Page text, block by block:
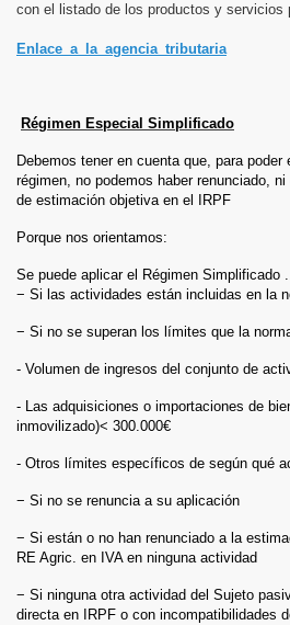
con el listado de los productos y servicios
Enlace_a_la_agencia_tributaria
Régimen Especial Simplificado
Debemos tener en cuenta que, para poder
régimen, no podemos haber renunciado,
de estimación objetiva en el IRPF
Porque nos orientamos:
Se puede aplicar el Régimen Simplificado
− Si las actividades están incluidas en la
− Si no se superan los límites que la
- Volumen de ingresos del conjunto de
- Las adquisiciones o importaciones de
inmovilizado)< 300.000€
- Otros límites específicos de según qué
− Si no se renuncia a su aplicación
− Si están o no han renunciado a la
RE Agric. en IVA en ninguna actividad
− Si ninguna otra actividad del Sujeto
directa en IRPF o con incompatibilidades